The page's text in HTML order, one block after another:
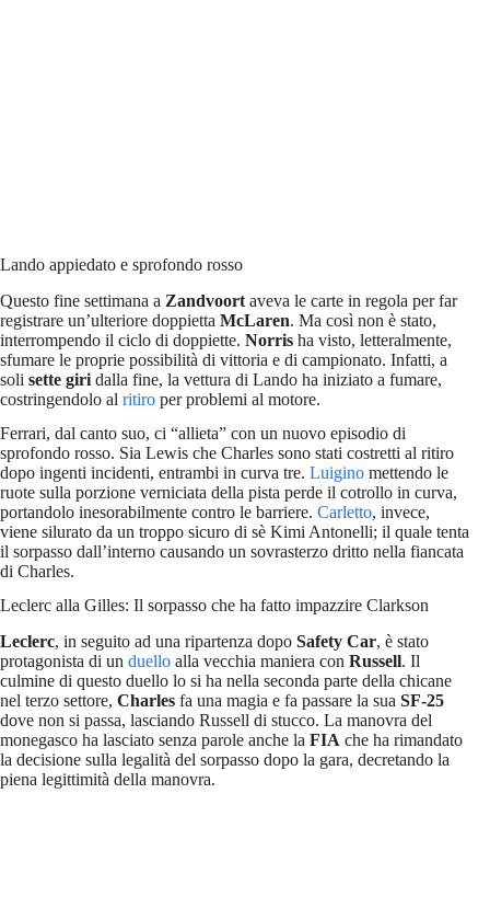
Lando appiedato e sprofondo rosso
Questo fine settimana a Zandvoort aveva le carte in regola per far
registrare un’ulteriore doppietta McLaren. Ma così non è stato,
interrompendo il ciclo di doppiette. Norris ha visto, letteralmente,
sfumare le proprie possibilità di vittoria e di campionato. Infatti, a
soli sette giri dalla fine, la vettura di Lando ha iniziato a fumare,
costringendolo al ritiro per problemi al motore.
Ferrari, dal canto suo, ci “allieta” con un nuovo episodio di
sprofondo rosso. Sia Lewis che Charles sono stati costretti al ritiro
dopo ingenti incidenti, entrambi in curva tre. Luigino mettendo le
ruote sulla porzione verniciata della pista perde il cotrollo in curva,
portandolo inesorabilmente contro le barriere. Carletto, invece,
viene silurato da un troppo sicuro di sè Kimi Antonelli; il quale tenta
il sorpasso dall’interno causando un sovrasterzo dritto nella fiancata
di Charles.
Leclerc alla Gilles: Il sorpasso che ha fatto impazzire Clarkson
Leclerc, in seguito ad una ripartenza dopo Safety Car, è stato
protagonista di un duello alla vecchia maniera con Russell. Il
culmine di questo duello lo si ha nella seconda parte della chicane
nel terzo settore, Charles fa una magia e fa passare la sua SF-25
dove non si passa, lasciando Russell di stucco. La manovra del
monegasco ha lasciato senza parole anche la FIA che ha rimandato
la decisione sulla legalità del sorpasso dopo la gara, decretando la
piena legittimità della manovra.